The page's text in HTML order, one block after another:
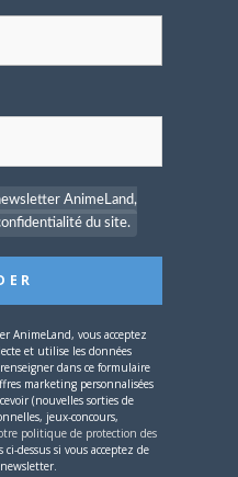
AnimeLand,
du site.
AnimeLand, vous acceptez
et utilise les données
dans ce formulaire
marketing personnalisées
(nouvelles sorties de
jeux-concours,
politique de protection des
ci-dessus si vous acceptez de